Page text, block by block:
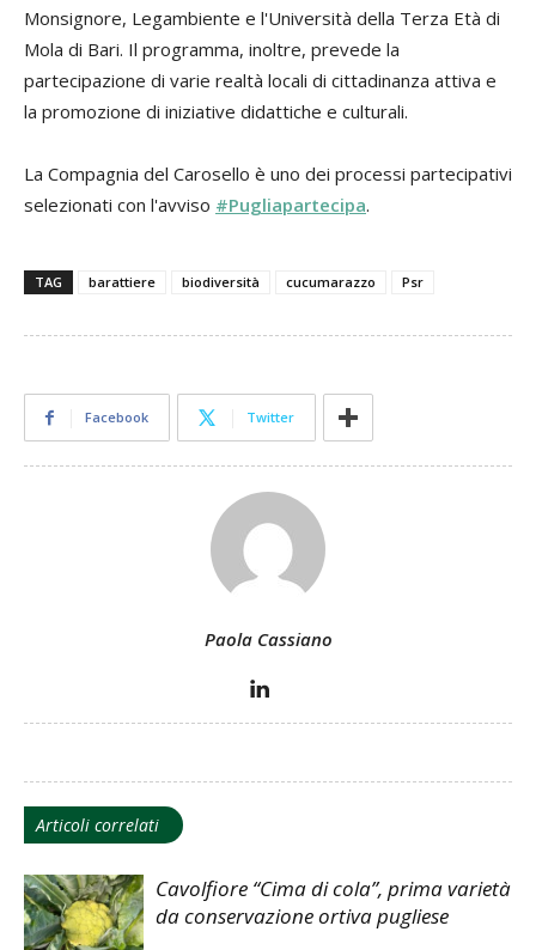
Monsignore, Legambiente e l'Università della Terza Età di
Mola di Bari. Il programma, inoltre, prevede la
partecipazione di varie realtà locali di cittadinanza attiva e
la promozione di iniziative didattiche e culturali.
La Compagnia del Carosello è uno dei processi partecipativi
selezionati con l'avviso #Pugliapartecipa.
TAG barattiere biodiversità cucumarazzo Psr
Facebook Twitter
Paola Cassiano
Articoli correlati
Cavolfiore “Cima di cola”, prima varietà
da conservazione ortiva pugliese